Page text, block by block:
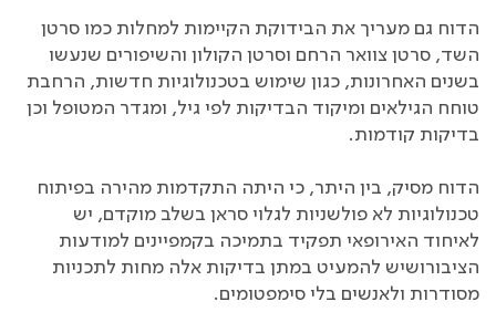
הדוח גם מעריך את הבידוקת הקיימות למחלות כמו סרטן
השד, סרטן צוואר הרחם וסרטן הקולון והשיפורים שנעשו
בשנים האחרונות, כגון שימוש בטכנולוגיות חדשות, הרחבת
טוחח הגילאים ומיקוד הבדיקות לפי גיל, ומגדר המטופל וכן
בדיקות קודמות.
הדוח מסיק, בין היתר, כי היתה התקדמות מהירה בפיתוח
טכנולוגיות לא פולשניות לגלוי סראן בשלב מוקדם, יש
לאיחוד האירופאי תפקיד בתמיכה בקמפיינים למודעות
הציבורושיש להמעיט במתן בדיקות אלה מחות לתכניות
מסודרות ולאנשים בלי סימפטומים.